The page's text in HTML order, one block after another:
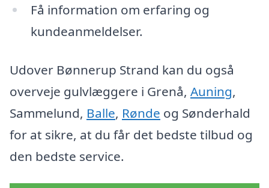
Få information om erfaring og
kundeanmeldelser.
Udover Bønnerup Strand kan du også
overveje gulvlæggere i Grenå, Auning,
Sammelund, Balle, Rønde og Sønderhald
for at sikre, at du får det bedste tilbud og
den bedste service.